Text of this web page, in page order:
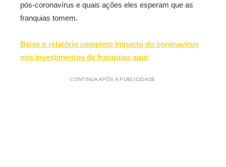
pós-coronavírus e quais ações eles esperam que as
franquias tomem.
Baixe o relatório completo Impacto do coronavírus
nos investimentos de franquias aqui
CONTINUA APÓS A PUBLICIDADE